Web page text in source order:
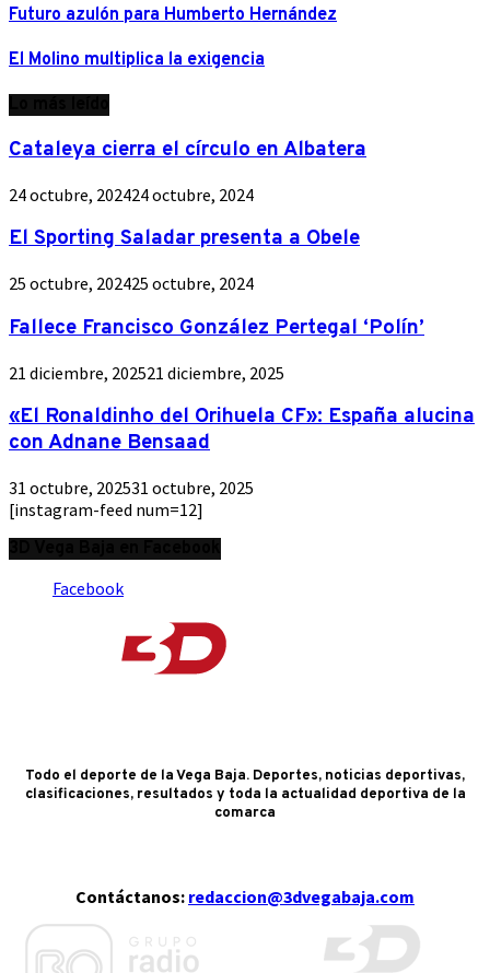
Futuro azulón para Humberto Hernández
El Molino multiplica la exigencia
Cataleya cierra el círculo en Albatera
24 octubre, 202424 octubre, 2024
El Sporting Saladar presenta a Obele
25 octubre, 202425 octubre, 2024
Fallece Francisco González Pertegal ‘Polín’
21 diciembre, 202521 diciembre, 2025
«El Ronaldinho del Orihuela CF»: España alucina
con Adnane Bensaad
31 octubre, 202531 octubre, 2025
[instagram-feed num=12]
Facebook
Todo el deporte de la Vega Baja. Deportes, noticias deportivas,
clasificaciones, resultados y toda la actualidad deportiva de la
comarca
Contáctanos: redaccion@3dvegabaja.com